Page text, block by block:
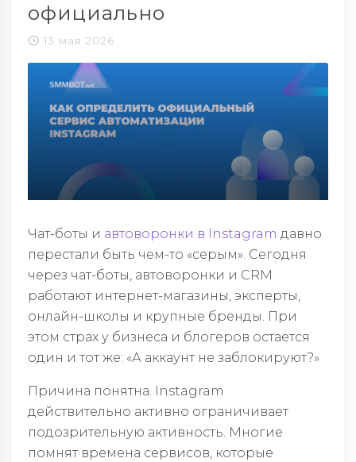
официально
13 мая 2026
Чат-боты и автоворонки в Instagram давно
перестали быть чем-то «серым». Сегодня
через чат-боты, автоворонки и CRM
работают интернет-магазины, эксперты,
онлайн-школы и крупные бренды. При
этом страх у бизнеса и блогеров остается
один и тот же: «А аккаунт не заблокируют?»
Причина понятна. Instagram
действительно активно ограничивает
подозрительную активность. Многие
помнят времена сервисов, которые